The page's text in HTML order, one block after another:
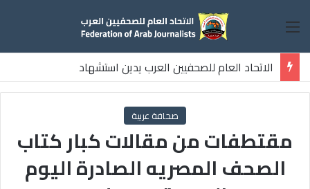
القائمة
الاتحاد العام للصحفيين العرب يدين استشهاد
ثلاثة صحفيين فلسطينيين باستهداف إسرائيلي وسط قطاع غزة
صحافة عربية
مقتطفات من مقالات كبار كتاب
الصحف المصريه الصادرة اليوم